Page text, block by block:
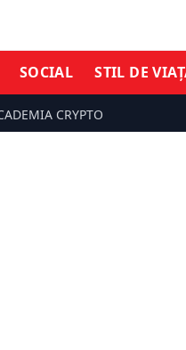
SOCIAL STIL DE
CRYPTO